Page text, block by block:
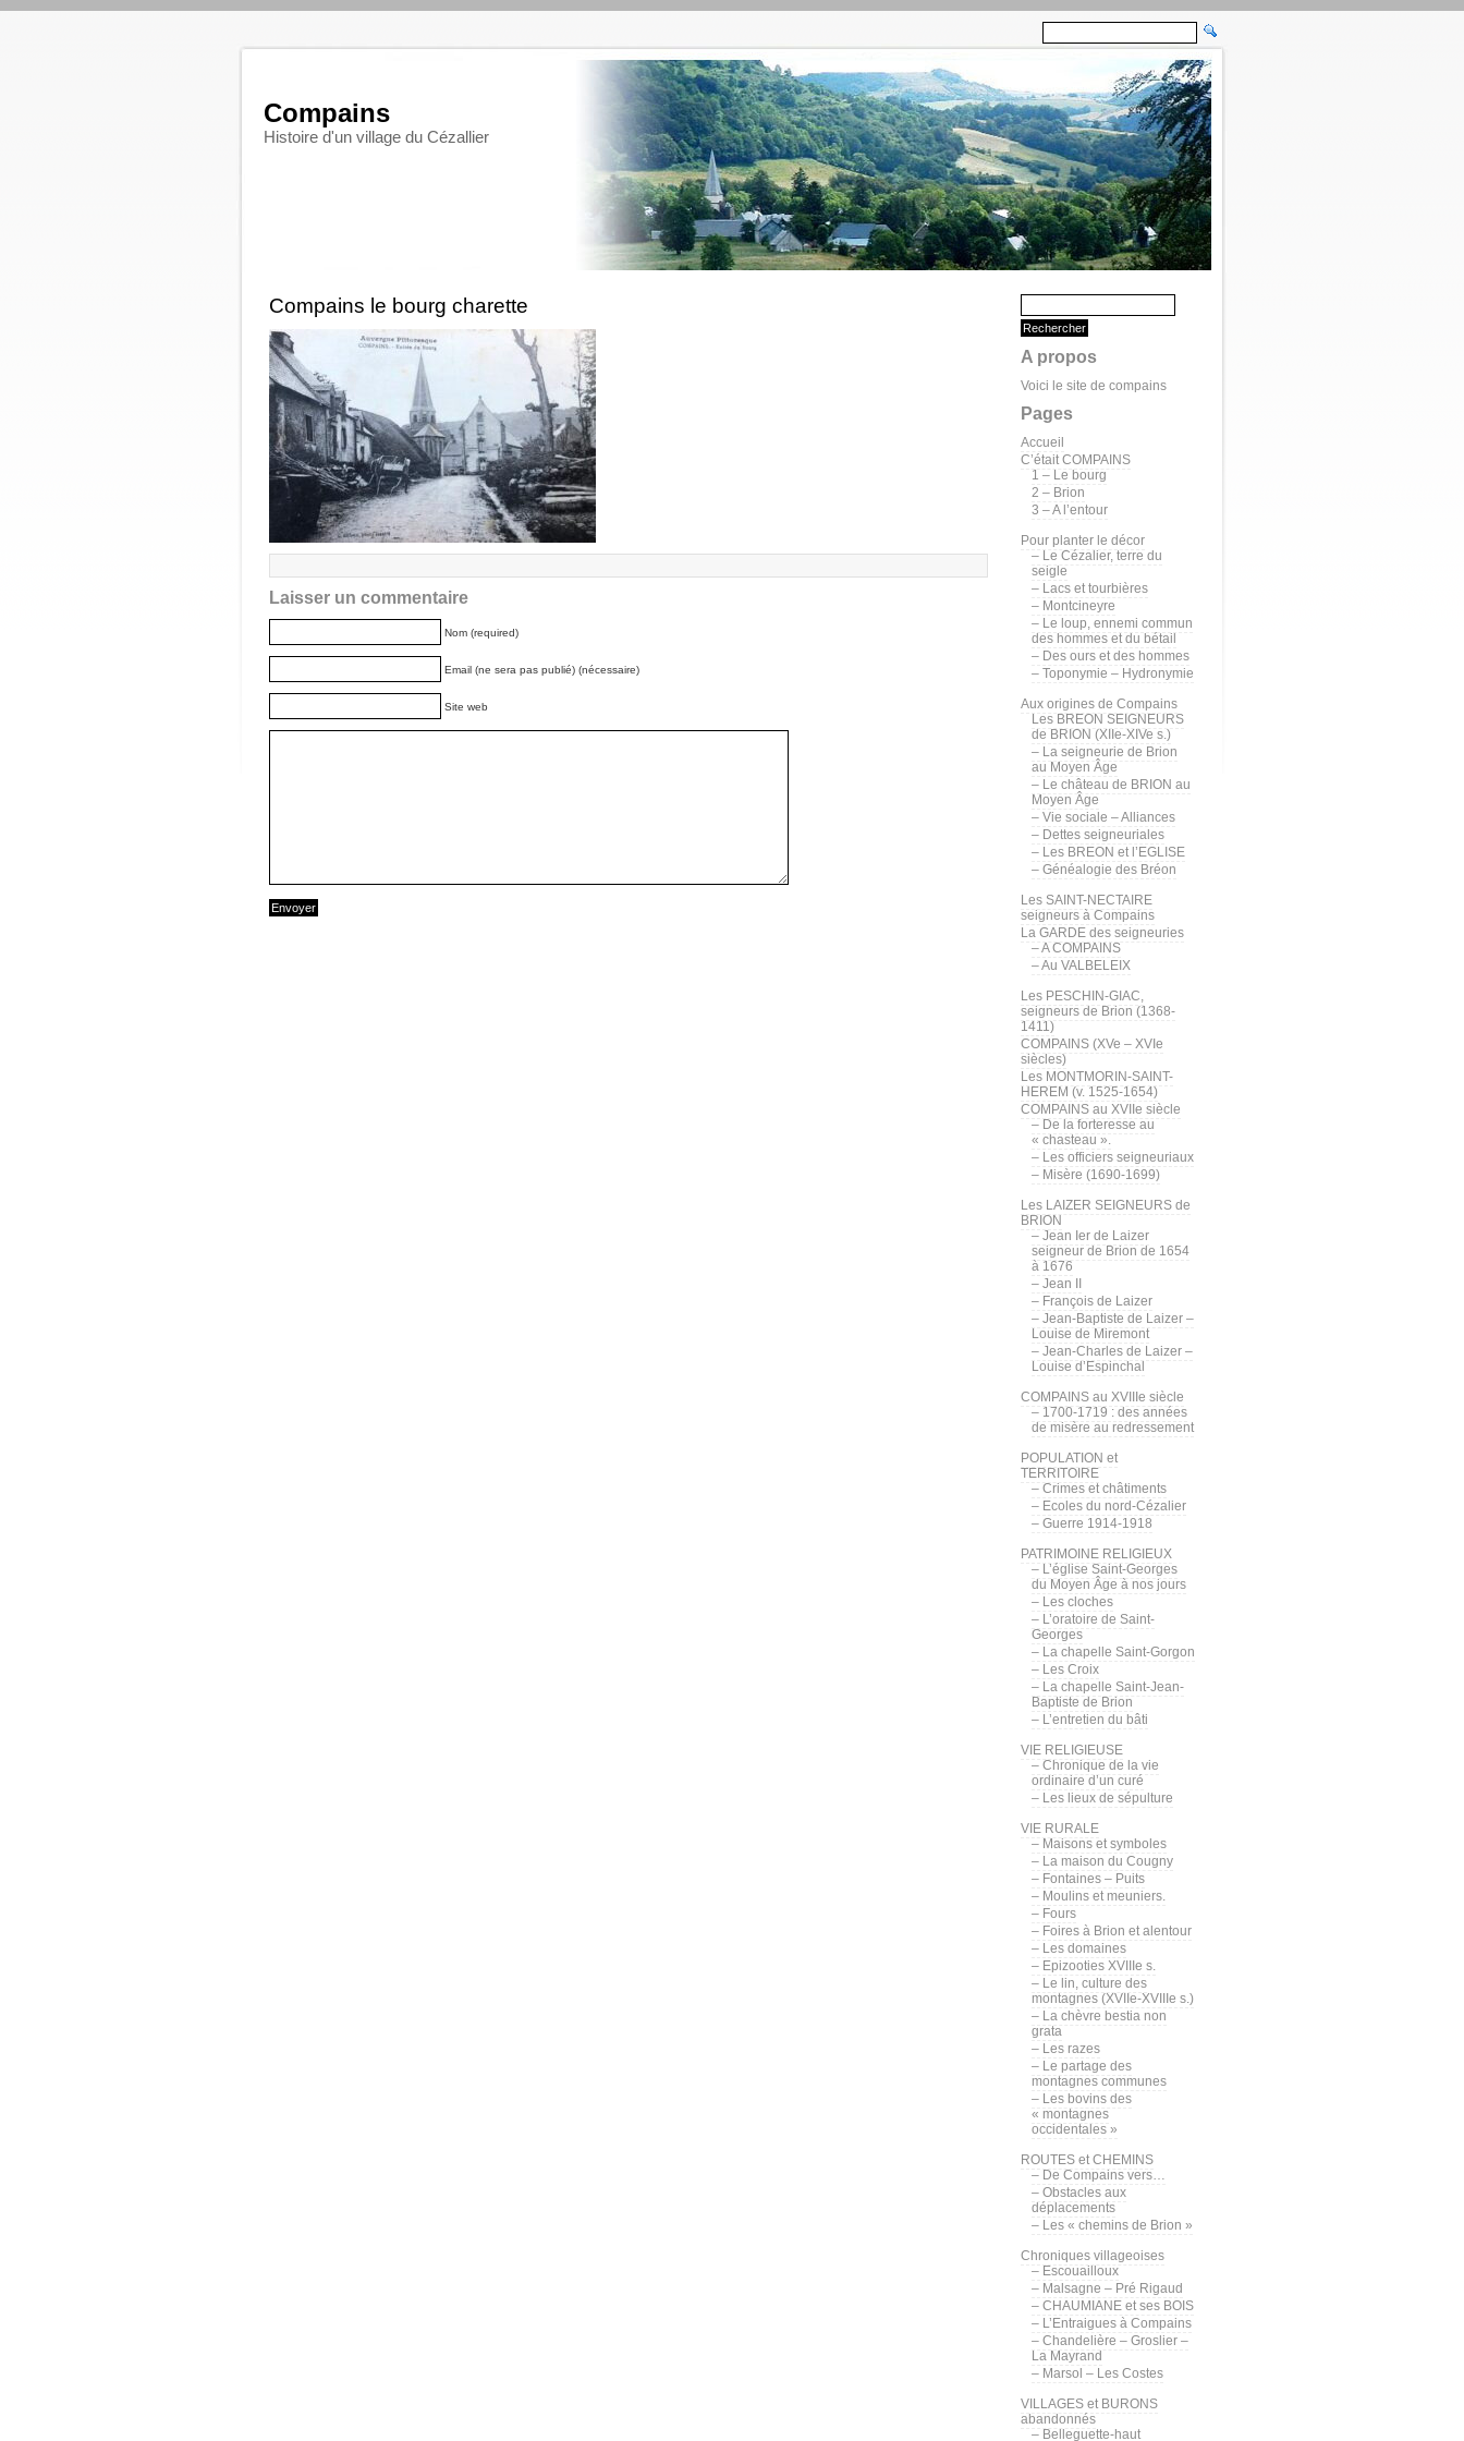
Compains
Histoire d'un village du Cézallier
A propos
Voici le site de compains
Pages
Accueil
C’était COMPAINS
1 – Le bourg
2 – Brion
3 – A l’entour
Pour planter le décor
– Le Cézalier, terre du
seigle
– Lacs et tourbières
– Montcineyre
– Le loup, ennemi commun
des hommes et du bétail
– Des ours et des hommes
– Toponymie – Hydronymie
Aux origines de Compains
Les BREON SEIGNEURS
de BRION (XIIe-XIVe s.)
– La seigneurie de Brion
au Moyen Âge
– Le château de BRION au
Moyen Âge
– Vie sociale – Alliances
– Dettes seigneuriales
– Les BREON et l’EGLISE
– Généalogie des Bréon
Les SAINT-NECTAIRE
seigneurs à Compains
La GARDE des seigneuries
– A COMPAINS
– Au VALBELEIX
Les PESCHIN-GIAC,
seigneurs de Brion (1368-
1411)
COMPAINS (XVe – XVIe
siècles)
Les MONTMORIN-SAINT-
HEREM (v. 1525-1654)
COMPAINS au XVIIe siècle
– De la forteresse au
« chasteau ».
– Les officiers seigneuriaux
– Misère (1690-1699)
Les LAIZER SEIGNEURS de
BRION
– Jean Ier de Laizer
seigneur de Brion de 1654
à 1676
– Jean II
– François de Laizer
– Jean-Baptiste de Laizer –
Louise de Miremont
– Jean-Charles de Laizer –
Louise d’Espinchal
COMPAINS au XVIIIe siècle
– 1700-1719 : des années
de misère au redressement
POPULATION et
TERRITOIRE
– Crimes et châtiments
– Ecoles du nord-Cézalier
– Guerre 1914-1918
PATRIMOINE RELIGIEUX
– L’église Saint-Georges
du Moyen Âge à nos jours
– Les cloches
– L’oratoire de Saint-
Georges
– La chapelle Saint-Gorgon
– Les Croix
– La chapelle Saint-Jean-
Baptiste de Brion
– L’entretien du bâti
VIE RELIGIEUSE
– Chronique de la vie
ordinaire d’un curé
– Les lieux de sépulture
VIE RURALE
– Maisons et symboles
– La maison du Cougny
– Fontaines – Puits
– Moulins et meuniers.
– Fours
– Foires à Brion et alentour
– Les domaines
– Epizooties XVIIIe s.
– Le lin, culture des
montagnes (XVIIe-XVIIIe s.)
– La chèvre bestia non
grata
– Les razes
– Le partage des
montagnes communes
– Les bovins des
« montagnes
occidentales »
ROUTES et CHEMINS
– De Compains vers…
– Obstacles aux
déplacements
– Les « chemins de Brion »
Chroniques villageoises
– Escouailloux
– Malsagne – Pré Rigaud
– CHAUMIANE et ses BOIS
– L’Entraigues à Compains
– Chandelière – Groslier –
La Mayrand
– Marsol – Les Costes
VILLAGES et BURONS
abandonnés
– Belleguette-haut
Compains le bourg charette
Laisser un commentaire
Nom (required)
Email (ne sera pas publié) (nécessaire)
Site web